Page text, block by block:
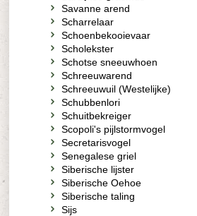
Savanne arend
Scharrelaar
Schoenbekooievaar
Scholekster
Schotse sneeuwhoen
Schreeuwarend
Schreeuwuil (Westelijke)
Schubbenlori
Schuitbekreiger
Scopoli's pijlstormvogel
Secretarisvogel
Senegalese griel
Siberische lijster
Siberische Oehoe
Siberische taling
Sijs